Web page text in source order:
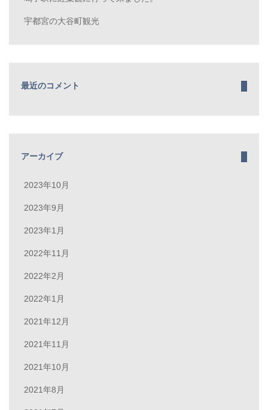
宇都宮の大谷町観光
最近のコメント
アーカイブ
2023年10月
2023年9月
2023年1月
2022年11月
2022年2月
2022年1月
2021年12月
2021年11月
2021年10月
2021年8月